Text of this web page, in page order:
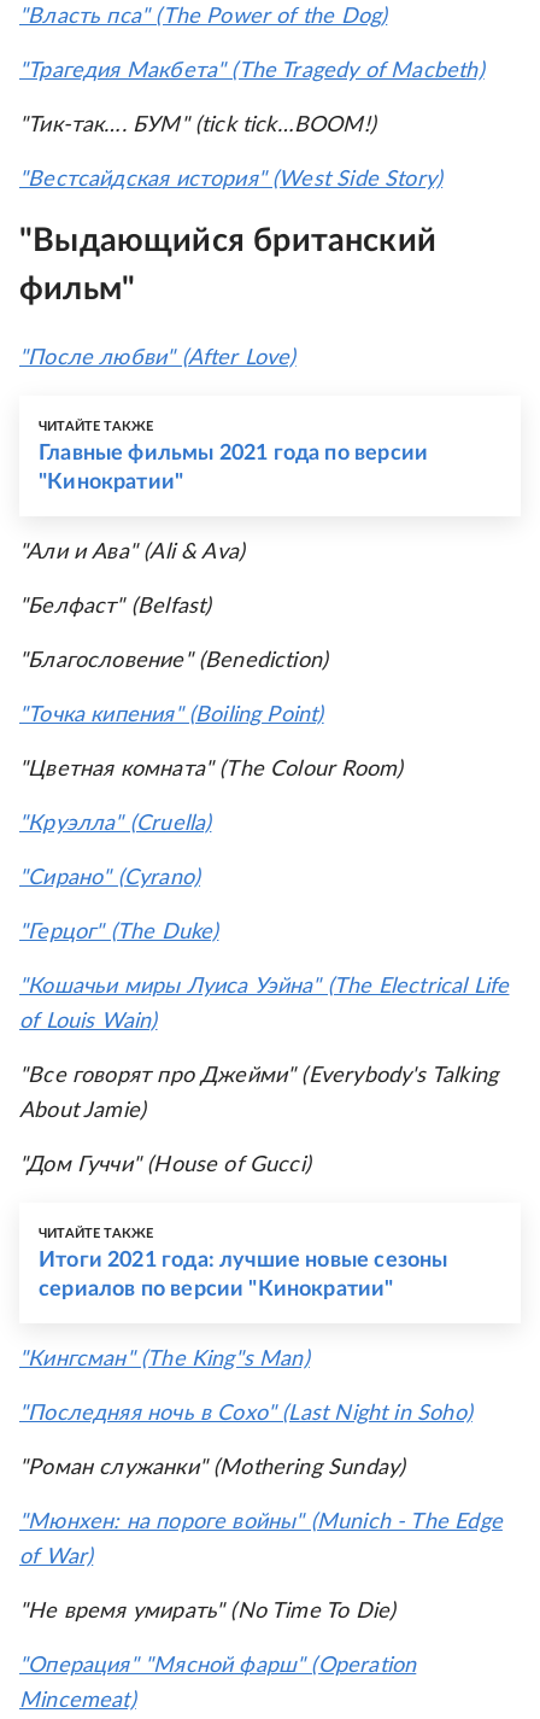
"Власть пса" (The Power of the Dog)
"Трагедия Макбета" (The Tragedy of Macbeth)
"Тик-так…. БУМ" (tick tick…BOOM!)
"Вестсайдская история" (West Side Story)
"Выдающийся британский
фильм"
"После любви" (After Love)
ЧИТАЙТЕ ТАКЖЕ
Главные фильмы 2021 года по версии
"Кинократии"
"Али и Ава" (Ali & Ava)
"Белфаст" (Belfast)
"Благословение" (Benediction)
"Точка кипения" (Boiling Point)
"Цветная комната" (The Colour Room)
"Круэлла" (Cruella)
"Сирано" (Cyrano)
"Герцог" (The Duke)
"Кошачьи миры Луиса Уэйна" (The Electrical Life
of Louis Wain)
"Все говорят про Джейми" (Everybody's Talking
About Jamie)
"Дом Гуччи" (House of Gucci)
ЧИТАЙТЕ ТАКЖЕ
Итоги 2021 года: лучшие новые сезоны
сериалов по версии "Кинократии"
"Кингсман" (The King"s Man)
"Последняя ночь в Сохо" (Last Night in Soho)
"Роман служанки" (Mothering Sunday)
"Мюнхен: на пороге войны" (Munich - The Edge
of War)
"Не время умирать" (No Time To Die)
"Операция" "Мясной фарш" (Operation
Mincemeat)